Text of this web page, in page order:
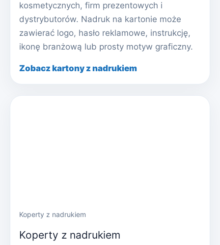
kosmetycznych, firm prezentowych i
dystrybutorów. Nadruk na kartonie może
zawierać logo, hasło reklamowe, instrukcję,
ikonę branżową lub prosty motyw graficzny.
Zobacz kartony z nadrukiem
Koperty z nadrukiem
Koperty z nadrukiem